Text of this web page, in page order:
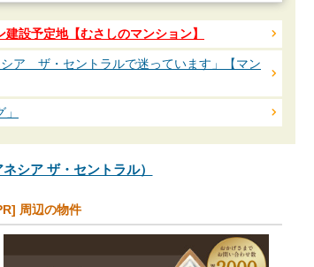
設予定地【むさしのマンション】
ア ザ・セントラルで迷っています」【マン
シア ザ・セントラル）
周辺の物件